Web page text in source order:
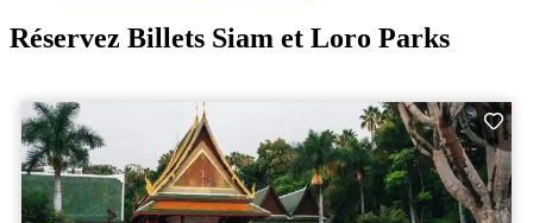
Réservez Billets Siam et Loro Parks